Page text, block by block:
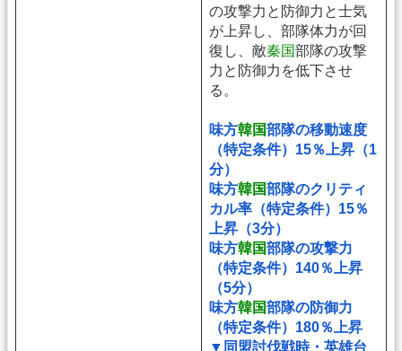
の攻撃力と防御力と士気
が上昇し、部隊体力が回
復し、敵秦国部隊の攻撃
力と防御力を低下させ
る。
味方韓国部隊の移動速度
（特定条件）15％上昇（1
分）
味方韓国部隊のクリティ
カル率（特定条件）15％
上昇（3分）
味方韓国部隊の攻撃力
（特定条件）140％上昇
（5分）
味方韓国部隊の防御力
（特定条件）180％上昇
▼同盟討伐戦時・英雄台